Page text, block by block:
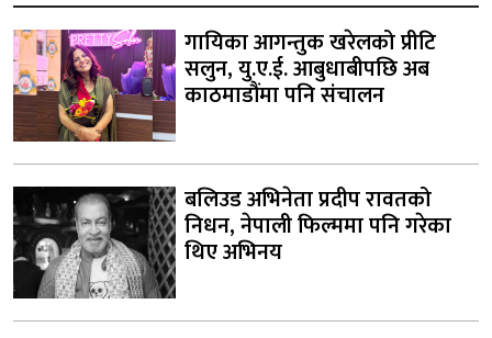
गायिका आगन्तुक खरेलको प्रीटि
सलुन, यु.ए.ई. आबुधाबीपछि अब
काठमाडौंमा पनि संचालन
बलिउड अभिनेता प्रदीप रावतको
निधन, नेपाली फिल्ममा पनि गरेका
थिए अभिनय